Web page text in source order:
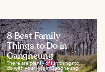
8 Best Family
Things to Do in
Gangneung
There are plenty of fun things to
do with your kids in Gangneung,